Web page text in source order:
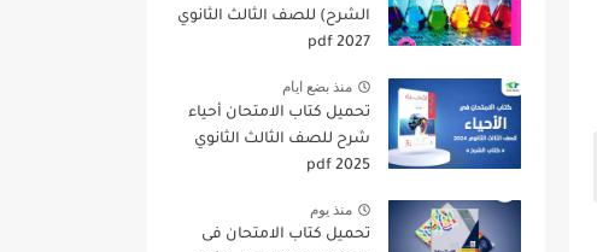
الشرح) للصف الثالث الثانوي
pdf 2027
منذ بضع ايام
تحميل كتاب الامتحان أحياء
شرح للصف الثالث الثانوي
2025 pdf
منذ يوم
تحميل كتاب الامتحان فى